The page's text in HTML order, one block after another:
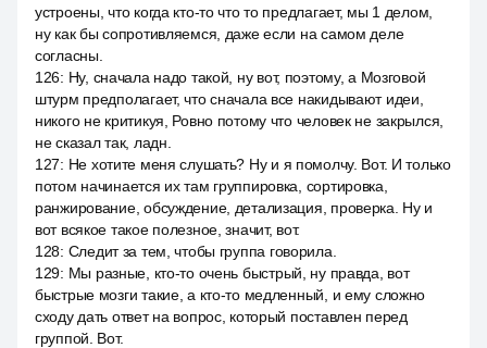
устроены, что когда кто-то что то предлагает, мы 1 делом,
ну как бы сопротивляемся, даже если на самом деле
согласны.
126: Ну, сначала надо такой, ну вот, поэтому, а Мозговой
штурм предполагает, что сначала все накидывают идеи,
никого не критикуя, Ровно потому что человек не закрылся,
не сказал так, ладн.
127: Не хотите меня слушать? Ну и я помолчу. Вот. И только
потом начинается их там группировка, сортировка,
ранжирование, обсуждение, детализация, проверка. Ну и
вот всякое такое полезное, значит, вот.
128: Следит за тем, чтобы группа говорила.
129: Мы разные, кто-то очень быстрый, ну правда, вот
быстрые мозги такие, а кто-то медленный, и ему сложно
сходу дать ответ на вопрос, который поставлен перед
группой. Вот.